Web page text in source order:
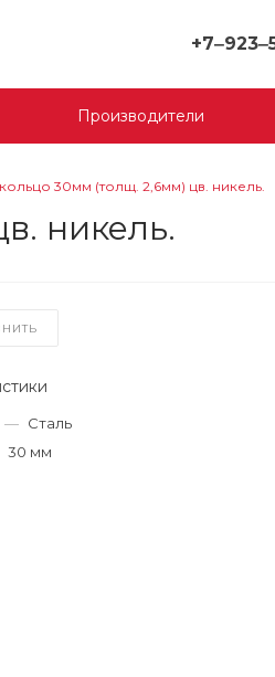
г.
Пн-Сб: 9:00-
Вс: 9:00-17:00
Производители
30мм (толщ. 2,6мм) цв. никель.
никель.
— Сталь
30 мм